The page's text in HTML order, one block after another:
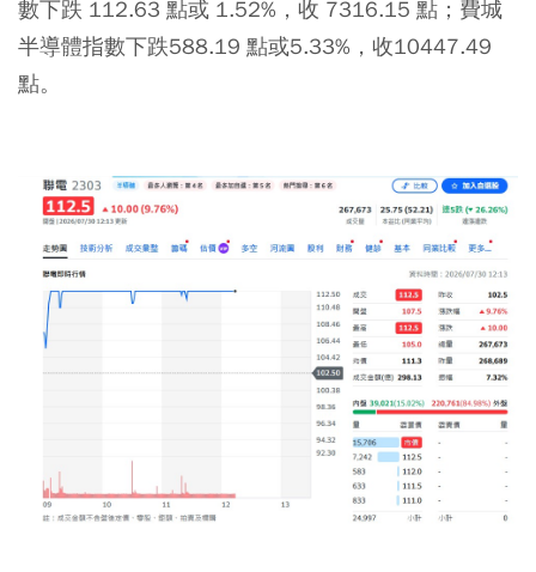
數下跌 112.63 點或 1.52%，收 7316.15 點；費城
半導體指數下跌588.19 點或5.33%，收10447.49
點。